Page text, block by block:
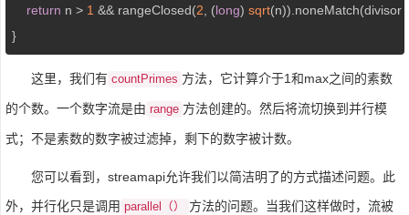
return n > 1 && rangeClosed(2 , (long) sqrt(n)).noneMatch(divisor
}
这里，我们有 countPrimes 方法，它计算介于1和max之间的素数
的个数。一个数字流是由 range 方法创建的。然后将流切换到并行模
式；不是素数的数字被过滤掉，剩下的数字被计数。
您可以看到，streamapi允许我们以简洁明了的方式描述问题。此
外，并行化只是调用 parallel（） 方法的问题。当我们这样做时，流被